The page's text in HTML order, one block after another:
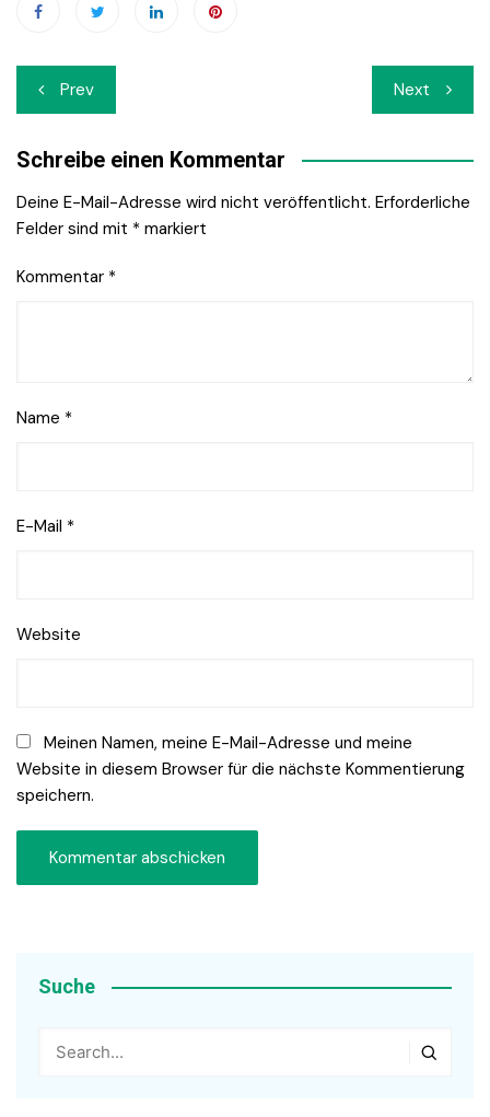
Beitrags-
Navigation
Prev Next
Schreibe einen Kommentar
Deine E-Mail-Adresse wird nicht veröffentlicht. Erforderliche
Felder sind mit * markiert
Kommentar *
Name *
E-Mail *
Website
Meinen Namen, meine E-Mail-Adresse und meine
Website in diesem Browser für die nächste Kommentierung
speichern.
Suche